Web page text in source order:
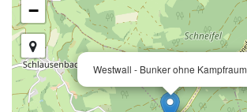
Westwall - Bunker ohne Kampfraum
−